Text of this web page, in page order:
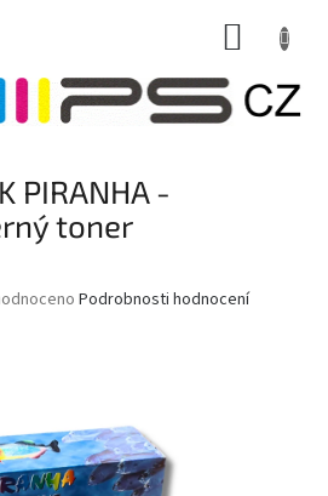
PIRANHA -
toner
Podrobnosti hodnocení